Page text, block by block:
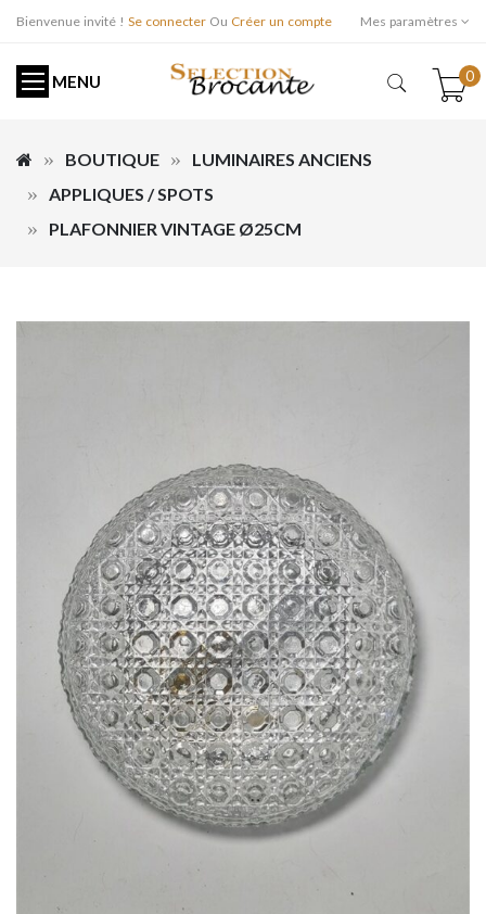
Bienvenue invité ! Se connecter Ou Créer un compte Mes paramètres
MENU 0
BOUTIQUE
LUMINAIRES ANCIENS
APPLIQUES / SPOTS
PLAFONNIER VINTAGE Ø25CM